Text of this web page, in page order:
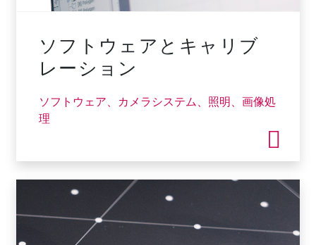
ソフトウェアとキャリブ
レーション
ソフトウェア、カメラシステム、照明、画像処
理